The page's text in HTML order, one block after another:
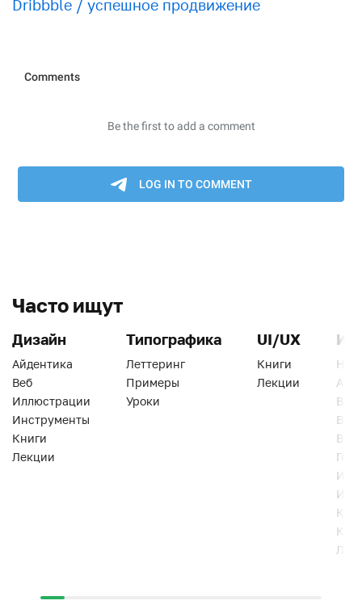
Dribbble / успешное продвижение
Часто ищут
Дизайн
Айдентика
Веб
Иллюстрации
Инструменты
Книги
Лекции
Типографика
Леттеринг
Примеры
Уроки
UI/UX
Книги
Лекции
Веб